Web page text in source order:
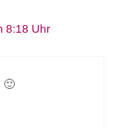
8:18 Uhr
🙂